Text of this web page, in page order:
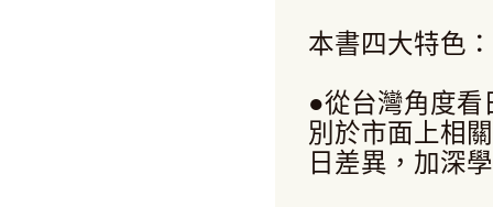
本書四大特色：
●從台灣角度看
別於市面上相
日差異，加深